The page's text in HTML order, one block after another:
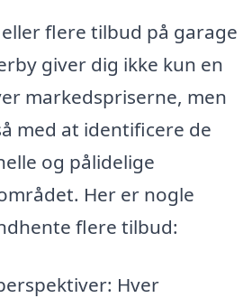
flere tilbud på garage
giver dig ikke kun en
markedspriserne, men
med at identificere de
og pålidelige
Her er nogle
flere tilbud:
Hver